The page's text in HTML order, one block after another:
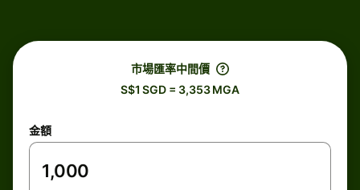
市場匯率中間價
S$1 SGD = 3,353 MGA
金額